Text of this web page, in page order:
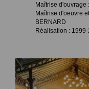
Maîtrise d'ouvrage
Maîtrise d'oeuvre
BERNARD
Réalisation :